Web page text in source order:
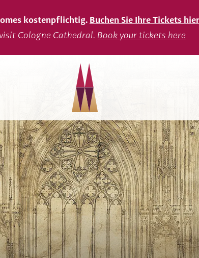
kostenpflichtig. Buchen Sie Ihre Tickets hier
Cologne Cathedral. Book your tickets here